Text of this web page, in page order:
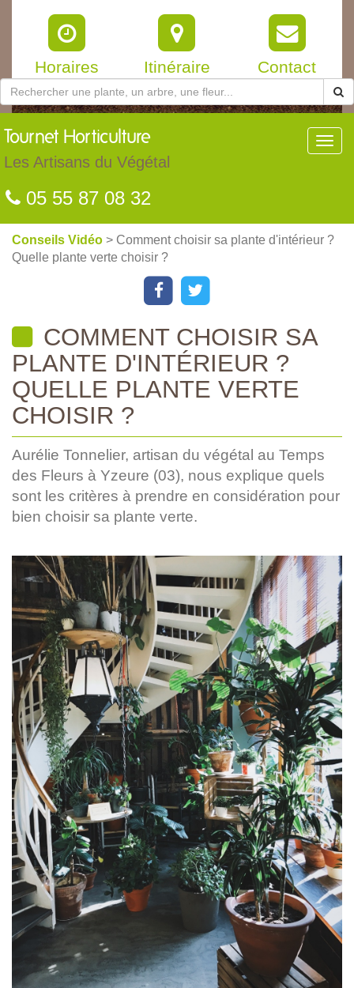
Horaires Itinéraire Contact
Tournet Horticulture
Les Artisans du Végétal
05 55 87 08 32
Conseils Vidéo > Comment choisir sa plante d'intérieur ?
Quelle plante verte choisir ?
COMMENT CHOISIR SA
PLANTE D'INTÉRIEUR ?
QUELLE PLANTE VERTE
CHOISIR ?
Aurélie Tonnelier, artisan du végétal au Temps
des Fleurs à Yzeure (03), nous explique quels
sont les critères à prendre en considération pour
bien choisir sa plante verte.